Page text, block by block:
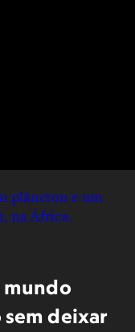
mundo
deixar